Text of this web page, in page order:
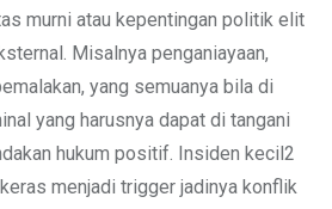
murni atau kepentingan politik elit
Misalnya penganiayaan,
yang semuanya bila di
yang harusnya dapat di tangani
hukum positif. Insiden kecil2
menjadi trigger jadinya konflik